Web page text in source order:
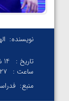
نویسنده:
تاریخ :
14 شهریور 1400
ساعت :
منبع: